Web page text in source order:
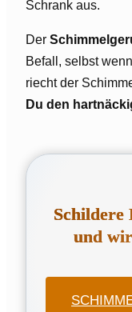
Schrank aus.
Der
Befall, selbst
riecht der
Du den
Schildere
und